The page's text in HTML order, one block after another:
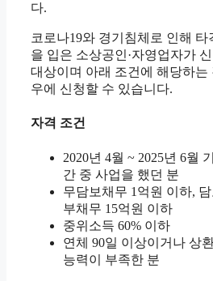
다.
코로나19와 경기침체로 인해 타
을 입은 소상공인·자영업자가
대상이며 아래 조건에 해당하는
우에 신청할 수 있습니다.
자격 조건
2020년 4월 ~ 2025년 6월 기
간 중 사업을 했던 분
무담보채무 1억원 이하, 담
부채무 15억원 이하
중위소득 60% 이하
연체 90일 이상이거나 상
능력이 부족한 분